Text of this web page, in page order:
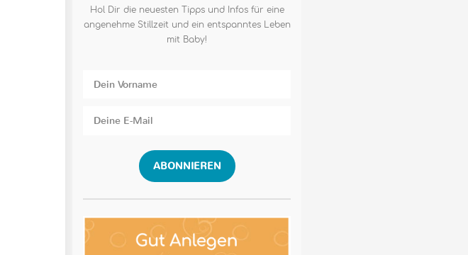
Hol Dir die neuesten Tipps und Infos für eine
angenehme Stillzeit und ein entspanntes Leben
mit Baby!
ABONNIEREN